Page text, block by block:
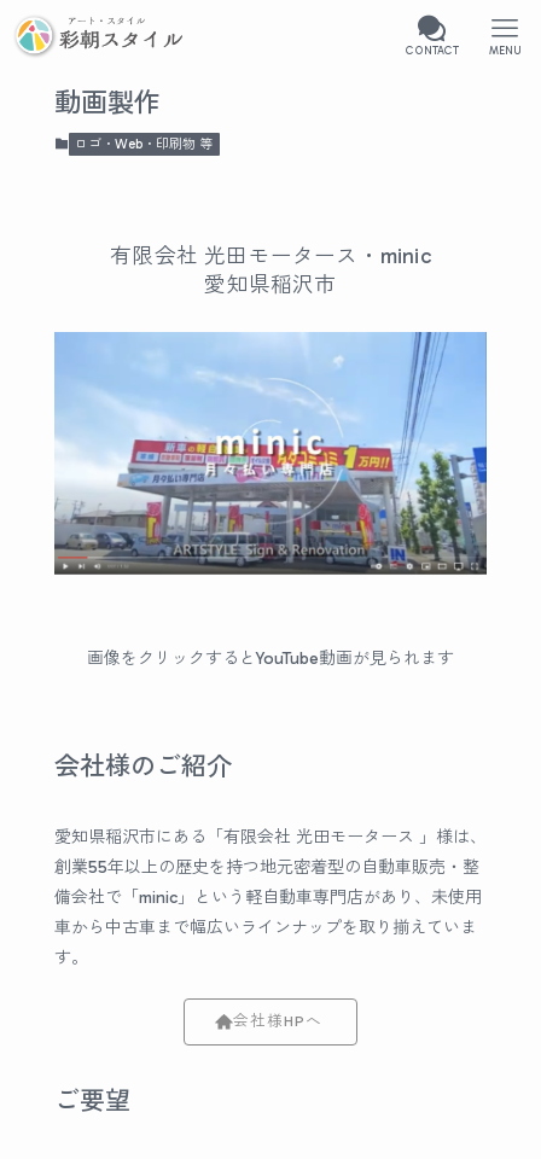
CONTACT MENU
動画製作
ロゴ・Web・印刷物 等
有限会社 光田モータース・minic
愛知県稲沢市
画像をクリックするとYouTube動画が見られます
会社様のご紹介
愛知県稲沢市にある「有限会社 光田モータース 」様は、
創業55年以上の歴史を持つ地元密着型の自動車販売・整
備会社で「minic」という軽自動車専門店があり、未使用
車から中古車まで幅広いラインナップを取り揃えていま
す。
会社様HPへ
ご要望